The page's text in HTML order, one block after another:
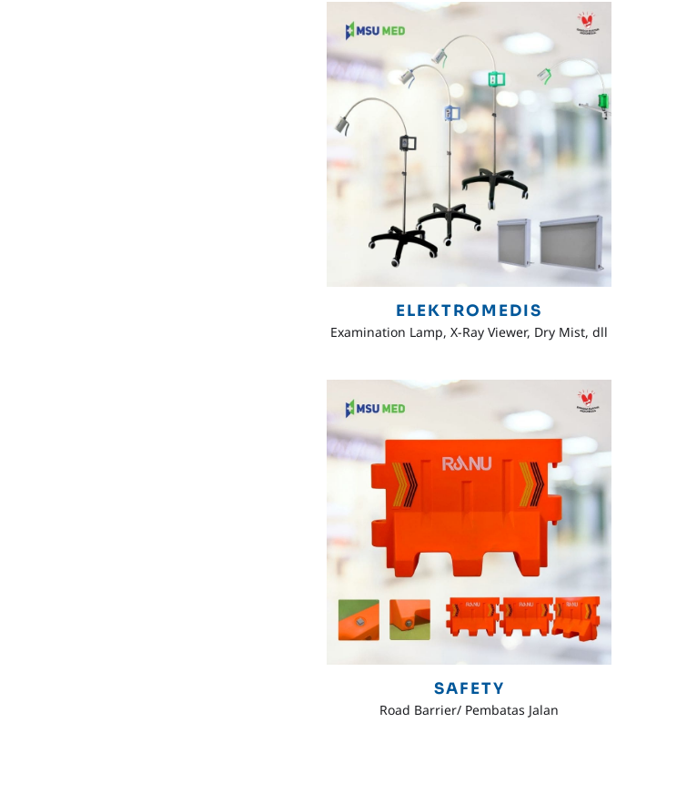
ELEKTROMEDIS
Examination Lamp, X-Ray Viewer, Dry Mist, dll
SAFETY
Road Barrier/ Pembatas Jalan